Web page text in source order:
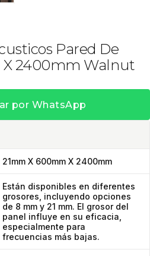
Pared De
2400mm Walnut
por WhatsApp
21mm X 600mm X 2400mm
Están disponibles en diferentes
grosores, incluyendo opciones
de 8 mm y 21 mm. El grosor del
panel influye en su eficacia,
especialmente para
frecuencias más bajas.